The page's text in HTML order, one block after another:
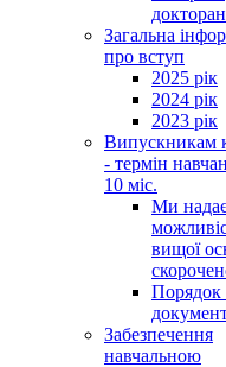
Загальна
про вступ
2025 рік
2024 рік
2023 рік
Випускникам
- термін
10 міс.
Ми
вищої
Порядок
Забезпечення
навчальною